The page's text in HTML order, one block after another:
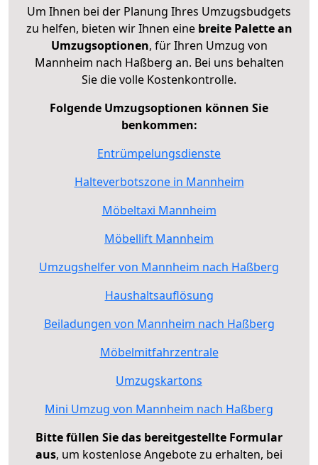
Um Ihnen bei der Planung Ihres Umzugsbudgets
zu helfen, bieten wir Ihnen eine breite Palette an
Umzugsoptionen, für Ihren Umzug von
Mannheim nach Haßberg an. Bei uns behalten
Sie die volle Kostenkontrolle.
Folgende Umzugsoptionen können Sie
benkommen:
Entrümpelungsdienste
Halteverbotszone in Mannheim
Möbeltaxi Mannheim
Möbellift Mannheim
Umzugshelfer von Mannheim nach Haßberg
Haushaltsauflösung
Beiladungen von Mannheim nach Haßberg
Möbelmitfahrzentrale
Umzugskartons
Mini Umzug von Mannheim nach Haßberg
Bitte füllen Sie das bereitgestellte Formular
aus, um kostenlose Angebote zu erhalten, bei